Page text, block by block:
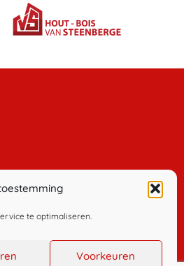
te optimaliseren.
Voorkeuren